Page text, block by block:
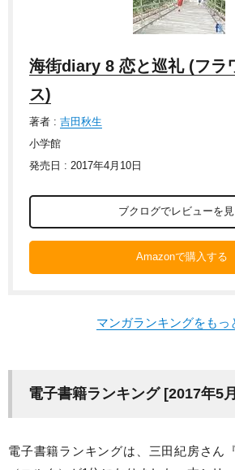
海街diary 8 恋と巡礼 (フラ
ス)
著者 : 吉田秋生
小学館
発売日 : 2017年4月10日
ブクログでレビューを
Amazonで購入する
マンガランキングをもっ
電子書籍ランキング [2017年5
電子書籍ランキングは、三田紀房さん